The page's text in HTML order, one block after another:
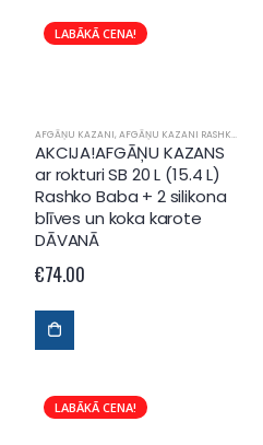
LABĀKĀ CENA!
AFGĀŅU KAZANI, AFGĀŅU KAZANI RASHKO BABA
AKCIJA!AFGĀŅU KAZANS
ar rokturi SB 20 L (15.4 L)
Rashko Baba + 2 silikona
blīves un koka karote
DĀVANĀ
€74.00
LABĀKĀ CENA!